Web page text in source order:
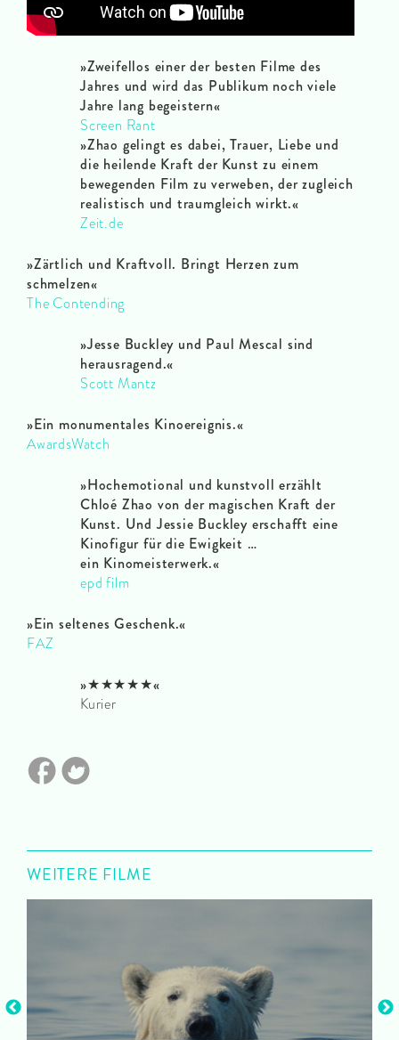
»Zweifellos einer der besten Filme des
Jahres und wird das Publikum noch viele
Jahre lang begeistern«
Screen Rant
»Zhao gelingt es dabei, Trauer, Liebe und
die heilende Kraft der Kunst zu einem
bewegenden Film zu verweben, der zugleich
realistisch und traumgleich wirkt.«
Zeit.de
»Zärtlich und Kraftvoll. Bringt Herzen zum
schmelzen«
The Contending
»Jesse Buckley und Paul Mescal sind
herausragend.«
Scott Mantz
»Ein monumentales Kinoereignis.«
AwardsWatch
»Hochemotional und kunstvoll erzählt
Chloé Zhao von der magischen Kraft der
Kunst. Und Jessie Buckley erschafft eine
Kinofigur für die Ewigkeit …
ein Kinomeisterwerk.«
epd film
»Ein seltenes Geschenk.«
FAZ
»★★★★★«
Kurier
WEITERE FILME